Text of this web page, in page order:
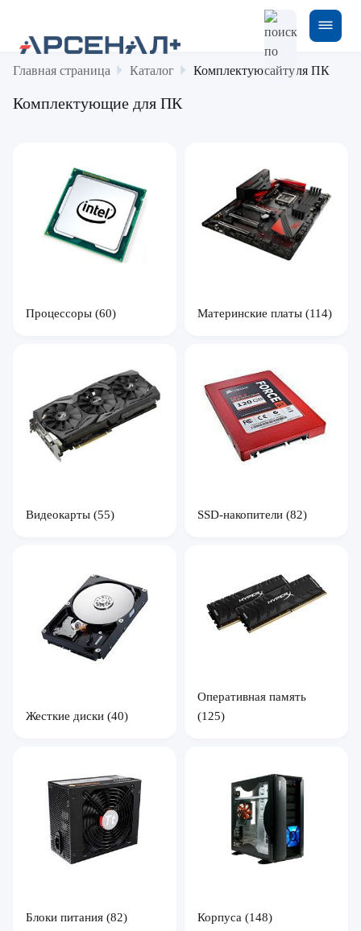
Главная страница Каталог Комплектующие для ПК
Комплектующие для ПК
Процессоры (60) Материнские платы (114)
Видеокарты (55) SSD-накопители (82)
Жесткие диски (40)
Оперативная память
(125)
Блоки питания (82) Корпуса (148)